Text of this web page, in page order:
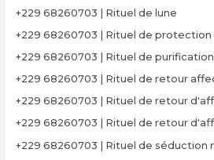
+229 68260703 | Rituel de lune
+229 68260703 | Rituel de protection
+229 68260703 | Rituel de purification
+229 68260703 | Rituel de retour
+229 68260703 | Rituel de retour
+229 68260703 | Rituel de retour
+229 68260703 | Rituel de séduction